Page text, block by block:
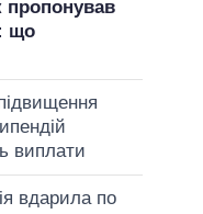
що
виплати
вдарила по